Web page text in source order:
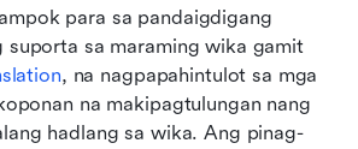
para sa pandaigdigang
suporta sa maraming wika gamit
, na nagpapahintulot sa mga
na makipagtulungan nang
hadlang sa wika. Ang pinag-